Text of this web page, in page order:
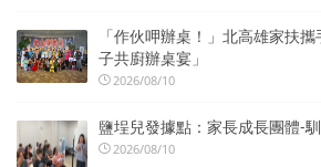
「作伙呷辦桌！」北高雄家扶
子共廚辦桌宴」
2026/08/10
鹽埕兒發據點：家長成長團體-
2026/08/10